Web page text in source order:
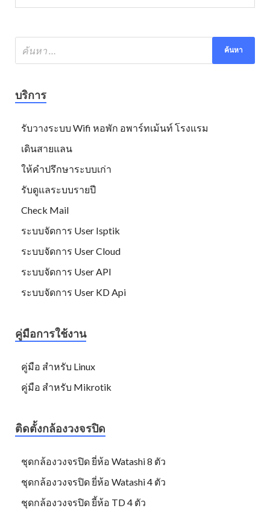
บริการ
รับวางระบบ Wifi หอพัก อพาร์ทเม้นท์ โรงแรม
เดินสายแลน
ให้คำปรึกษาระบบเก่า
รับดูแลระบบรายปี
Check Mail
ระบบจัดการ User Isptik
ระบบจัดการ User Cloud
ระบบจัดการ User API
ระบบจัดการ User KD Api
คู่มือการใช้งาน
คู่มือ สำหรับ Linux
คู่มือ สำหรับ Mikrotik
ติดตั้งกล้องวงจรปิด
ชุดกล้องวงจรปิด ยี่ห้อ Watashi 8 ตัว
ชุดกล้องวงจรปิด ยี่ห้อ Watashi 4 ตัว
ชุดกล้องวงจรปิด ยี้ห้อ TD 4 ตัว